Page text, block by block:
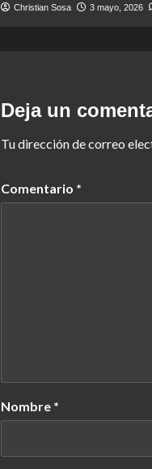
Christian Sosa 3 mayo, 2026
Deja un
Tu dirección de correo
Comentario *
Nombre *